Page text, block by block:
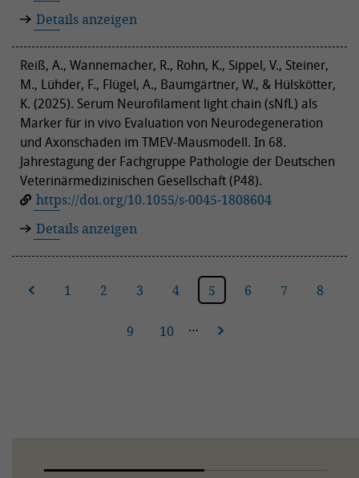
Details anzeigen
Reiß, A., Wannemacher, R., Rohn, K., Sippel, V., Steiner,
M., Lühder, F., Flügel, A., Baumgärtner, W., & Hülskötter,
K. (2025). Serum Neurofilament light chain (sNfL) als
Marker für in vivo Evaluation von Neurodegeneration
und Axonschaden im TMEV-Mausmodell. In 68.
Jahrestagung der Fachgruppe Pathologie der Deutschen
Veterinärmedizinischen Gesellschaft (P48).
https://doi.org/10.1055/s-0045-1808604
Details anzeigen
1 2 3 4 5 6 7 8
9 10 …